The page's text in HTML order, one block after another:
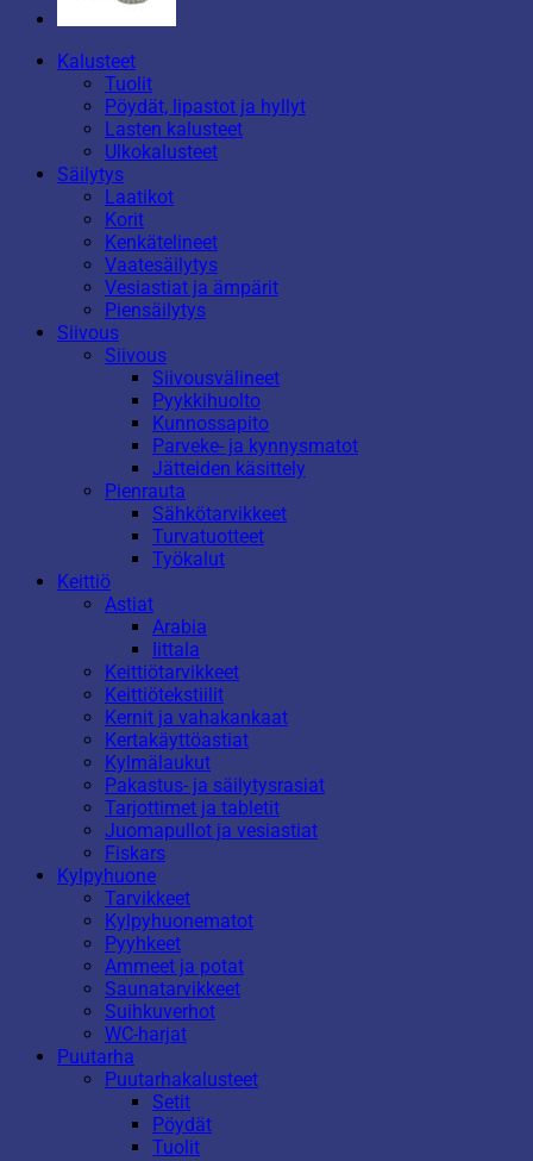
Kalusteet
Tuolit
Pöydät, lipastot ja hyllyt
Lasten kalusteet
Ulkokalusteet
Säilytys
Laatikot
Korit
Kenkätelineet
Vaatesäilytys
Vesiastiat ja ämpärit
Piensäilytys
Siivous
Siivous
Siivousvälineet
Pyykkihuolto
Kunnossapito
Parveke- ja kynnysmatot
Jätteiden käsittely
Pienrauta
Sähkötarvikkeet
Turvatuotteet
Työkalut
Keittiö
Astiat
Arabia
Iittala
Keittiötarvikkeet
Keittiötekstiilit
Kernit ja vahakankaat
Kertakäyttöastiat
Kylmälaukut
Pakastus- ja säilytysrasiat
Tarjottimet ja tabletit
Juomapullot ja vesiastiat
Fiskars
Kylpyhuone
Tarvikkeet
Kylpyhuonematot
Pyyhkeet
Ammeet ja potat
Saunatarvikkeet
Suihkuverhot
WC-harjat
Puutarha
Puutarhakalusteet
Setit
Pöydät
Tuolit